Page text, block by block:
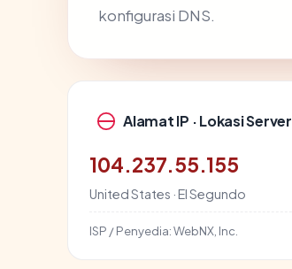
konfigurasi DNS.
Alamat IP · Lokasi Server
104.237.55.155
United States · El Segundo
ISP / Penyedia:WebNX, Inc.